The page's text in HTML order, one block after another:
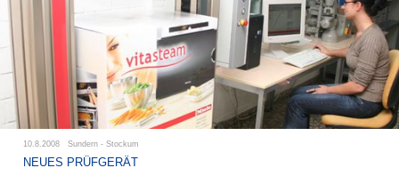
10.8.2008 Sundern - Stockum
NEUES PRÜFGERÄT